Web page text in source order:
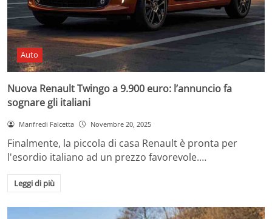
Auto
Nuova Renault Twingo a 9.900 euro: l’annuncio fa
sognare gli italiani
Manfredi Falcetta Novembre 20, 2025
Finalmente, la piccola di casa Renault è pronta per
l'esordio italiano ad un prezzo favorevole.…
Leggi di più